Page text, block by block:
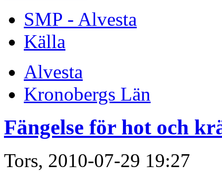
SMP - Alvesta
Källa
Alvesta
Kronobergs Län
Fängelse för hot och
Tors, 2010-07-29 19:27